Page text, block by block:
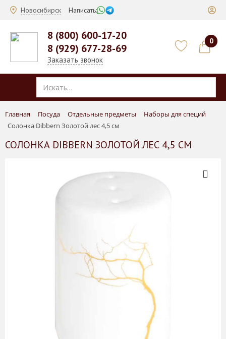
Новосибирск Написать:
8 (800) 600-17-20
8 (929) 677-28-69
Заказать звонок
0
Главная Посуда Отдельные предметы
Наборы для специй
Солонка Dibbern Золотой лес 4,5 см
СОЛОНКА DIBBERN ЗОЛОТОЙ ЛЕС 4,5 СМ